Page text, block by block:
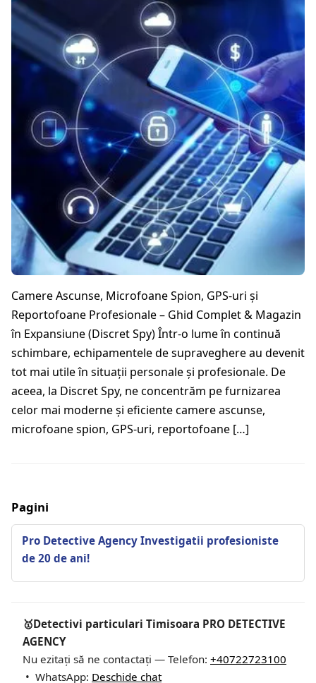
Camere Ascunse, Microfoane Spion, GPS-uri și
Reportofoane Profesionale – Ghid Complet & Magazin
în Expansiune (Discret Spy) Într-o lume în continuă
schimbare, echipamentele de supraveghere au devenit
tot mai utile în situații personale și profesionale. De
aceea, la Discret Spy, ne concentrăm pe furnizarea
celor mai moderne și eficiente camere ascunse,
microfoane spion, GPS-uri, reportofoane […]
Pagini
Pro Detective Agency Investigatii profesioniste
de 20 de ani!
🥇Detectivi particulari Timisoara PRO DETECTIVE
AGENCY
Nu ezitați să ne contactați — Telefon: +40722723100
• WhatsApp: Deschide chat